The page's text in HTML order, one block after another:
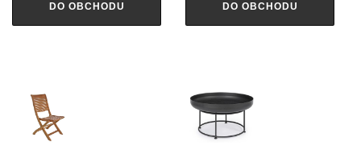
DO OBCHODU DO OBCHODU